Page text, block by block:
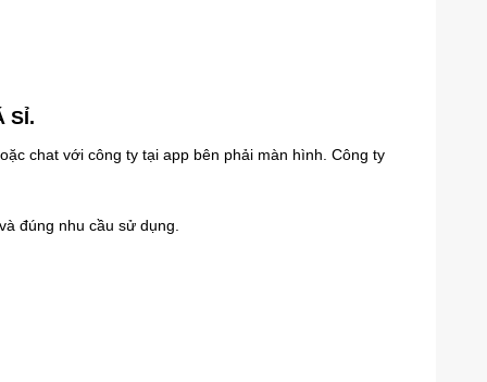
SỈ.
chat với công ty tại app bên phải màn hình. Công ty
đúng nhu cầu sử dụng.